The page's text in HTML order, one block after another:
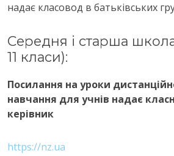
надає класовод в батьківських
Середня і старша
11 класи):
Посилання на уроки
навчання для учнів надає
керівник
https://nz.ua